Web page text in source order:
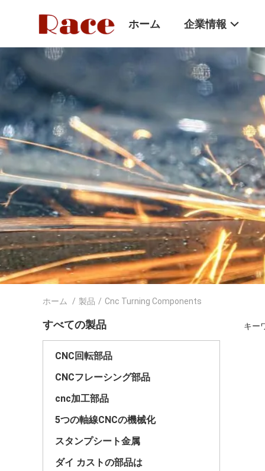
ホーム 企業情報
ホーム / 製品 / Cnc Turning Components
すべての製品
CNC回転部品
CNCフレーシング部品
cnc加工部品
5つの軸線CNCの機械化
スタンプシート金属
ダイ カストの部品は
キー